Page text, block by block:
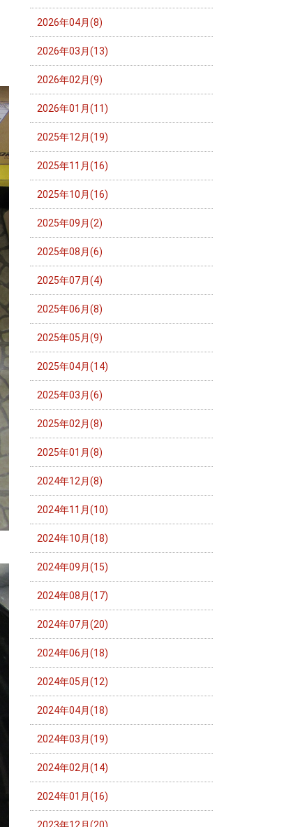
2026年04月(8)
2026年03月(13)
2026年02月(9)
2026年01月(11)
2025年12月(19)
2025年11月(16)
2025年10月(16)
2025年09月(2)
2025年08月(6)
2025年07月(4)
2025年06月(8)
2025年05月(9)
2025年04月(14)
2025年03月(6)
2025年02月(8)
2025年01月(8)
2024年12月(8)
2024年11月(10)
2024年10月(18)
2024年09月(15)
2024年08月(17)
2024年07月(20)
2024年06月(18)
2024年05月(12)
2024年04月(18)
2024年03月(19)
2024年02月(14)
2024年01月(16)